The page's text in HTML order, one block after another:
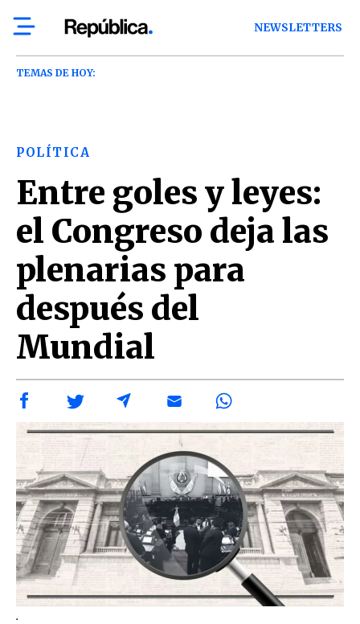
NEWSLETTERS
TEMAS DE HOY:
POLÍTICA
Entre goles y leyes:
el Congreso deja las
plenarias para
después del
Mundial
.